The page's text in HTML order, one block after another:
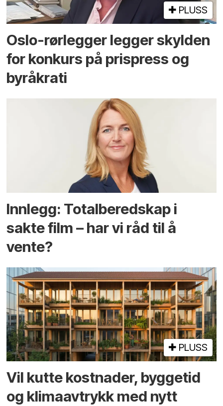
PLUSS
Oslo-rørlegger legger skylden
for konkurs på prispress og
byråkrati
Innlegg: Totalberedskap i
sakte film – har vi råd til å
vente?
PLUSS
Vil kutte kostnader, byggetid
og klima­avtrykk med nytt